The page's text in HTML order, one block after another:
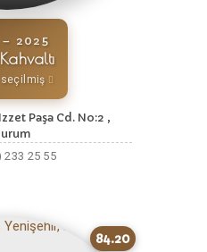
2025
Paşa Cd. No:2 ,
233 25 55
84.20